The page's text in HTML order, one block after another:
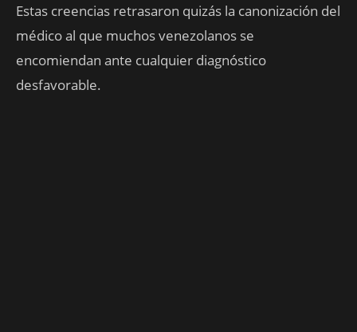
Estas creencias retrasaron quizás la canonización del
médico al que muchos venezolanos se
encomiendan ante cualquier diagnóstico
desfavorable.